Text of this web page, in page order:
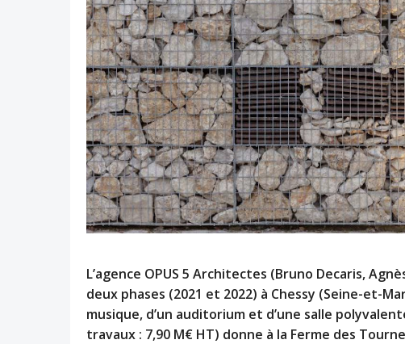
L’agence OPUS 5 Architectes (Bruno Decaris,
deux phases (2021 et 2022) à Chessy (Seine-et-
musique, d’un auditorium et d’une salle
travaux : 7,90 M€ HT) donne à la Ferme des